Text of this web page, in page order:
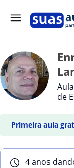
de
Primeira aula
4 anos